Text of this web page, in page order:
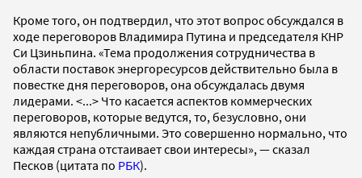
Кроме того, он подтвердил, что этот вопрос обсуждался в
ходе переговоров Владимира Путина и председателя КНР
Си Цзиньпина. «Тема продолжения сотрудничества в
области поставок энергоресурсов действительно была в
повестке дня переговоров, она обсуждалась двумя
лидерами. <...> Что касается аспектов коммерческих
переговоров, которые ведутся, то, безусловно, они
являются непубличными. Это совершенно нормально, что
каждая страна отстаивает свои интересы», — сказал
Песков (цитата по РБК).